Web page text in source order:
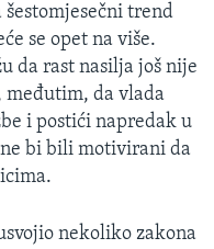
trend
se opet na više.
da rast nasilja još nije
međutim, da vlada
i postići napredak u
bi bili motivirani da
nekoliko zakona